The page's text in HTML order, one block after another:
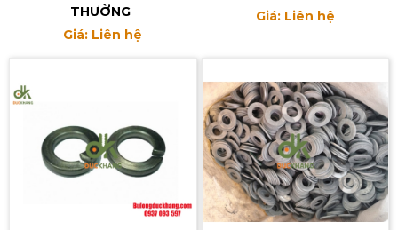
THƯỜNG
Giá: Liên hệ
Giá: Liên hệ